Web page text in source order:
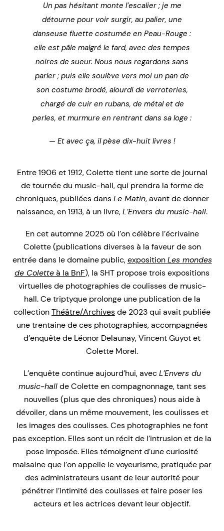
Un pas hésitant monte l’escalier ; je me
détourne pour voir surgir, au palier, une
danseuse fluette costumée en Peau-Rouge :
elle est pâle malgré le fard, avec des tempes
noires de sueur. Nous nous regardons sans
parler ; puis elle soulève vers moi un pan de
son costume brodé, alourdi de verroteries,
chargé de cuir en rubans, de métal et de
perles, et murmure en rentrant dans sa loge :
— Et avec ça, il pèse dix-huit livres !
Entre 1906 et 1912, Colette tient une sorte de journal
de tournée du music-hall, qui prendra la forme de
chroniques, publiées dansLe Matin, avant de donner
naissance, en 1913, à un livre,L’Envers du music-hall.
En cet automne 2025 où l’on célèbre l’écrivaine
Colette (publications diverses à la faveur de son
entrée dans le domaine public,expositionLes mondes
de Coletteà la BnF), la SHT propose trois expositions
virtuelles de photographies de coulisses de music-
hall. Ce triptyque prolonge une publication de la
collectionThéâtre/Archivesde 2023 qui avait publiée
une trentaine de ces photographies, accompagnées
d’enquête de Léonor Delaunay, Vincent Guyot et
Colette Morel.
L’enquête continue aujourd’hui, avecL’Envers du
music-hallde Colette en compagnonnage, tant ses
nouvelles (plus que des chroniques) nous aide à
dévoiler, dans un même mouvement, les coulisses et
les images des coulisses. Ces photographies ne font
pas exception. Elles sont un récit de l’intrusion et de la
pose imposée. Elles témoignent d’une curiosité
malsaine que l’on appelle le voyeurisme, pratiquée par
des administrateurs usant de leur autorité pour
pénétrer l’intimité des coulisses et faire poser les
acteurs et les actrices devant leur objectif.